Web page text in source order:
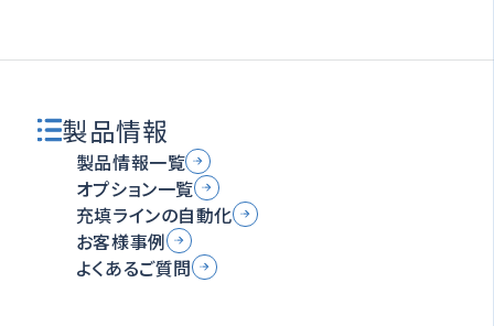
製品情報
製品情報一覧
オプション一覧
充填ラインの自動化
お客様事例
よくあるご質問